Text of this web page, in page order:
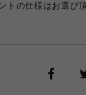
トの仕様はお選び